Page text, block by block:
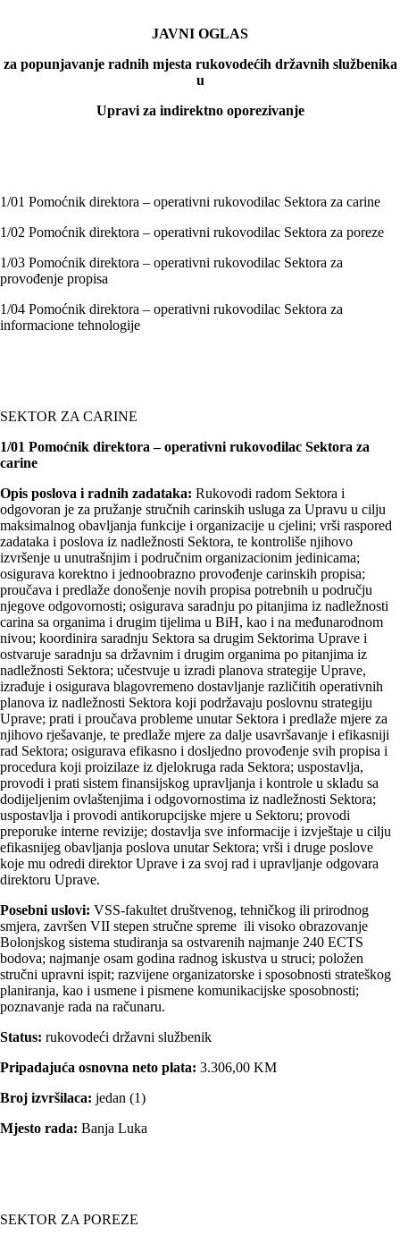
JAVNI OGLAS
za popunjavanje radnih mjesta rukovodećih državnih službenika
u
Upravi za indirektno oporezivanje
1/01 Pomoćnik direktora – operativni rukovodilac Sektora za carine
1/02 Pomoćnik direktora – operativni rukovodilac Sektora za poreze
1/03 Pomoćnik direktora – operativni rukovodilac Sektora za
provođenje propisa
1/04 Pomoćnik direktora – operativni rukovodilac Sektora za
informacione tehnologije
SEKTOR ZA CARINE
1/01 Pomoćnik direktora – operativni rukovodilac Sektora za
carine
Opis poslova i radnih zadataka: Rukovodi radom Sektora i
odgovoran je za pružanje stručnih carinskih usluga za Upravu u cilju
maksimalnog obavljanja funkcije i organizacije u cjelini; vrši raspored
zadataka i poslova iz nadležnosti Sektora, te kontroliše njihovo
izvršenje u unutrašnjim i područnim organizacionim jedinicama;
osigurava korektno i jednoobrazno provođenje carinskih propisa;
proučava i predlaže donošenje novih propisa potrebnih u području
njegove odgovornosti; osigurava saradnju po pitanjima iz nadležnosti
carina sa organima i drugim tijelima u BiH, kao i na međunarodnom
nivou; koordinira saradnju Sektora sa drugim Sektorima Uprave i
ostvaruje saradnju sa državnim i drugim organima po pitanjima iz
nadležnosti Sektora; učestvuje u izradi planova strategije Uprave,
izrađuje i osigurava blagovremeno dostavljanje različitih operativnih
planova iz nadležnosti Sektora koji podržavaju poslovnu strategiju
Uprave; prati i proučava probleme unutar Sektora i predlaže mjere za
njihovo rješavanje, te predlaže mjere za dalje usavršavanje i efikasniji
rad Sektora; osigurava efikasno i dosljedno provođenje svih propisa i
procedura koji proizilaze iz djelokruga rada Sektora; uspostavlja,
provodi i prati sistem finansijskog upravljanja i kontrole u skladu sa
dodijeljenim ovlaštenjima i odgovornostima iz nadležnosti Sektora;
uspostavlja i provodi antikorupcijske mjere u Sektoru; provodi
preporuke interne revizije; dostavlja sve informacije i izvještaje u cilju
efikasnijeg obavljanja poslova unutar Sektora; vrši i druge poslove
koje mu odredi direktor Uprave i za svoj rad i upravljanje odgovara
direktoru Uprave.
Posebni uslovi: VSS-fakultet društvenog, tehničkog ili prirodnog
smjera, završen VII stepen stručne spreme ili visoko obrazovanje
Bolonjskog sistema studiranja sa ostvarenih najmanje 240 ECTS
bodova; najmanje osam godina radnog iskustva u struci; položen
stručni upravni ispit; razvijene organizatorske i sposobnosti strateškog
planiranja, kao i usmene i pismene komunikacijske sposobnosti;
poznavanje rada na računaru.
Status: rukovodeći državni službenik
Pripadajuća osnovna neto plata: 3.306,00 KM
Broj izvršilaca: jedan (1)
Mjesto rada: Banja Luka
SEKTOR ZA POREZE